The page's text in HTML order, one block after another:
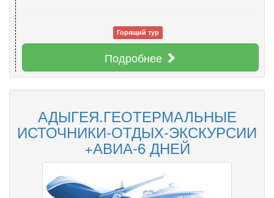
Горящий тур
Подробнее
АДЫГЕЯ.ГЕОТЕРМАЛЬНЫЕ
ИСТОЧНИКИ-ОТДЫХ-ЭКСКУРСИИ
+АВИА-6 ДНЕЙ